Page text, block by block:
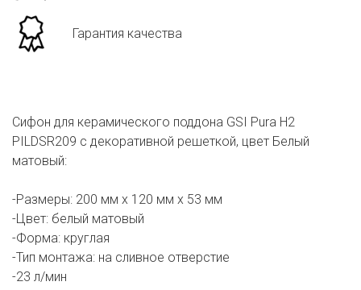
Гарантия качества
Сифон для керамического поддона GSI Pura H2
PILDSR209 с декоративной решеткой, цвет Белый
матовый:
-Размеры: 200 мм х 120 мм х 53 мм
-Цвет: белый матовый
-Форма: круглая
-Тип монтажа: на сливное отверстие
-23 л/мин